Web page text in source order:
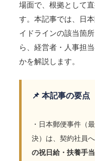
場面で、根拠として
す。本記事では、日
イドラインの該当箇
ら、経営者・人事担
かを解説します。
📌 本記事の要点
・日本郵便事件（
決）は、契約社員
の祝日給・扶養手